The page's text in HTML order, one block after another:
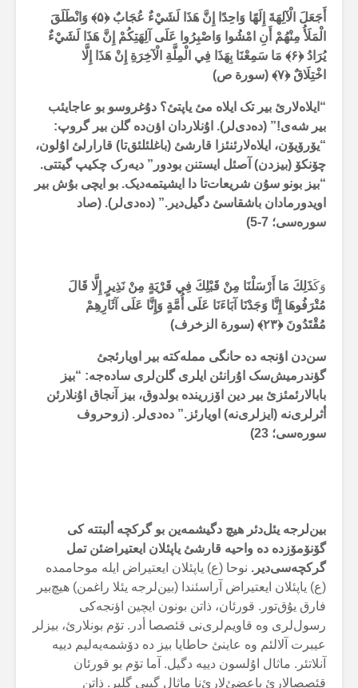
أَجَعَلَ الْآلِهَةَ إِلَهًا وَاحِدًا إِنَّ هَذَا لَشَيْءٌ عُجَابٌ
﴿۵﴾ وَانْطَلَقَ
الْمَلَأُ مِنْهُمْ أَنِ امْشُوا وَاصْبِرُوا عَلَى آلِهَتِكُمْ إِنَّ هَذَا لَشَيْءٌ
يُرَادُ ﴿۶﴾ مَا سَمِعْنَا بِهَذَا فِي الْمِلَّةِ الْآخِرَةِ إِنْ هَذَا إِلَّا
اخْتِلَاقٌ ﴿۷﴾ (سورة ص)
“ایلاەلارئ بیر تک ایلاە مئ یاپتئ؟ دۇغروسو بو عاجایئب
بیر شەی!” (دەدی‌لر). اۇنلاردان اؤن‌دە گلن بیر گروپ:
“یۆرۆیۆن، ایلاەلارئنئزا قارشئ (باغلئلئق‌تا) قارارلئ اۇلون،
چۆنکۆ (بیزدن) آصئل ایستنن بودور” دیەرک چکیپ گیتتی.
“بیز بونو سۇن شریعات‌تا دا ایشیتمەدیک. بو ایچی بۇش بیر
اویدورمادان باشقاسئ دگیل‌دیر.” (دەدی‌لر). (صاد
سورەسی؛ 7-5)
وَكَذَلِكَ مَا أَرْسَلْنَا مِنْ قَبْلِكَ فِي قَرْيَةٍ مِنْ نَذِيرٍ إِلَّا قَالَ
مُتْرَفُوهَا إِنَّا وَجَدْنَا آبَاءَنَا عَلَى أُمَّةٍ وَإِنَّا عَلَى آثَارِهِمْ
مُقْتَدُونَ﴿۲۳﴾ (سورة الزخرف)
سن‌دن اؤنجە دە حانگی مملەکتە بیر اویارئجئ
گؤندرمیش‌سک اۇرانئن ایلری گلن‌لری سادەجە: “بیز
بابالارئمئزئ بیر دین اۆزریندە بولدوق، بیز آنجاق اۇنلارئن
أثرلری‌نە (ایزلری‌نە) اویارئز.” دەدی‌لر. (زوحروف
سورەسی؛ 23)
بین‌لرجە یئل‌دئر هیچ دگیشمەین بو گرکچە ألبتتە کی
گۆنۆمۆزدە دە واحیە قارشئ یاپئلان ایعتیراضئن تمل
گرکچەسی‌دیر. نوحا (ع) یاپئلان ایعتیراض ایلە موحاممدە
(ع) یاپئلان ایعتیراض آراسئندا (بین‌لرجە یئلا راغمن) هیچ‌بیر
فارق یۇق‌تور. قورئان، ذاتن بونون ایچین اؤنجەکی
رسول‌لری وە قاویم‌لری‌نی قئصصا أدر. تۆم بونلارئ، بیزلر
عیبرت آلالئم وە عاینئ حاطایا بیز دە دۆشمەیەلیم دییە
آنلاتئر. ماثال اۇلسون دییە دگیل. آما تۆم بو قورئان
قئصصالارئ باعضئ‌لارئ‌نا ماثال گیبی گلیر. ذاتن